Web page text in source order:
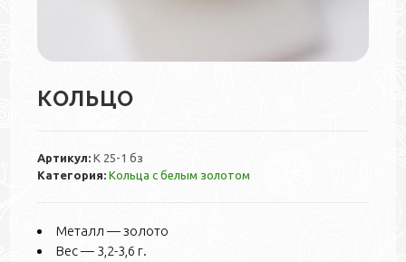
КОЛЬЦО
Артикул:К 25-1 бз
Категория:Кольца с белым золотом
Металл — золото
Вес — 3,2-3,6 г.